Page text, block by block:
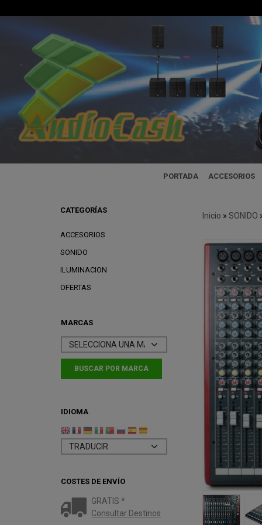
PORTADA ACCESORIOS
CATEGORÍAS
ACCESORIOS
SONIDO
ILUMINACION
OFERTAS
MARCAS
IDIOMA
COSTES DE ENVÍO
GRATIS *
Consultar Destinos
Inicio » SONIDO